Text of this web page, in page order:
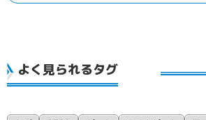
1月
2月
11月
6月
8月
よく見られるタグ